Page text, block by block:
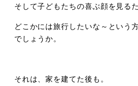
そして子どもたちの喜ぶ顔を見る
どこかには旅行したいな～という
でしょうか。
それは、家を建てた後も。